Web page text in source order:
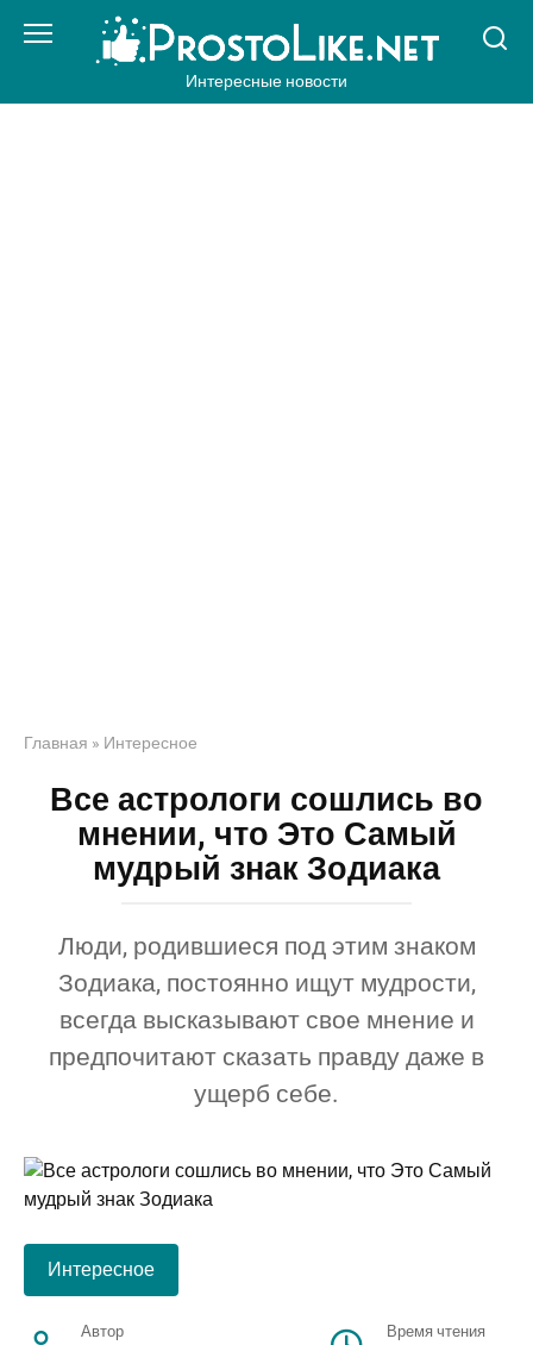
Интересные новости
Главная » Интересное
Все астрологи сошлись во
мнении, что Это Самый
мудрый знак Зодиака
Люди, родившиеся под этим знаком
Зодиака, постоянно ищут мудрости,
всегда высказывают свое мнение и
предпочитают сказать правду даже в
ущерб себе.
Интересное
Автор Время чтения